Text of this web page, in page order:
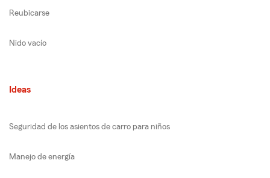
Reubicarse
Nido vacío
Ideas
Seguridad de los asientos de carro para niños
Manejo de energía